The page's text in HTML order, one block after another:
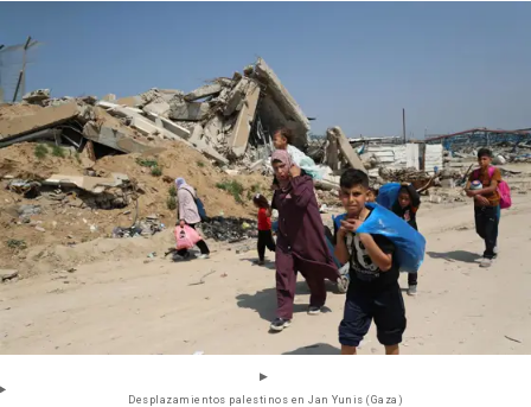
Desplazamientos palestinos en Jan Yunis (Gaza)